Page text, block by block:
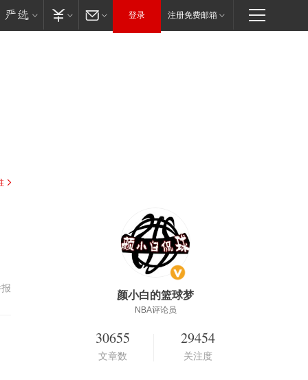
登录 注册免费邮箱
颜小白的篮球梦
NBA评论员
30655
文章数
29454
关注度